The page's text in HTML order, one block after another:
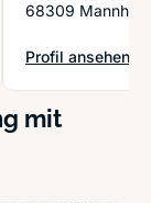
68309
Profil ansehen
: Haargalerie
mit